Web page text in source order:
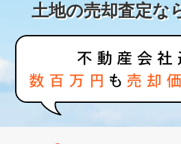
土地の売却査定な
不動産の売却・一括査定
家査定シミュレーター
お問い合わせ